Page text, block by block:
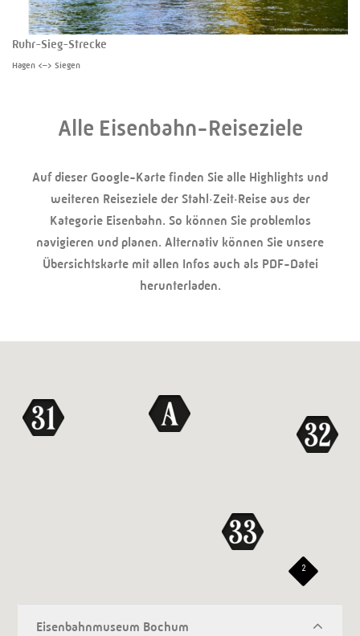
Ruhr-Sieg-Strecke
Hagen <–> Siegen
Alle Eisenbahn-Reiseziele
Auf dieser Google-Karte finden Sie alle Highlights und
weiteren Reiseziele der Stahl·Zeit·Reise aus der
Kategorie Eisenbahn. So können Sie problemlos
navigieren und planen. Alternativ können Sie unsere
Übersichtskarte mit allen Infos auch als PDF-Datei
herunterladen.
Eisenbahnmuseum Bochum
2